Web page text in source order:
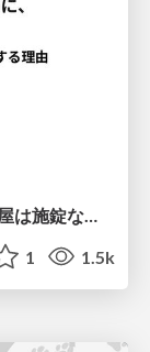
1 1.5k